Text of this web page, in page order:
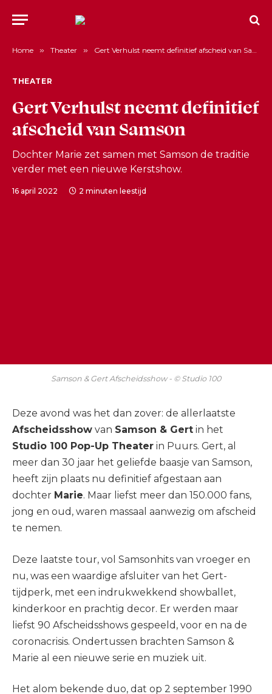
Home » Theater » Gert Verhulst neemt definitief afscheid van Samson
THEATER
Gert Verhulst neemt definitief
afscheid van Samson
Dochter Marie zet samen met Samson de traditie
verder met een nieuwe Kerstshow.
16 april 2022 2 minuten leestijd
Samson & Gert Afscheidsshow - © Studio 100
Deze avond was het dan zover: de allerlaatste
Afscheidsshow van Samson & Gert in het
Studio 100 Pop-Up Theater in Puurs. Gert, al
meer dan 30 jaar het geliefde baasje van Samson,
heeft zijn plaats nu definitief afgestaan aan
dochter Marie. Maar liefst meer dan 150.000 fans,
jong en oud, waren massaal aanwezig om afscheid
te nemen.
Deze laatste tour, vol Samsonhits van vroeger en
nu, was een waardige afsluiter van het Gert-
tijdperk, met een indrukwekkend showballet,
kinderkoor en prachtig decor. Er werden maar
liefst 90 Afscheidsshows gespeeld, voor en na de
coronacrisis. Ondertussen brachten Samson &
Marie al een nieuwe serie en muziek uit.
Het alom bekende duo, dat op 2 september 1990